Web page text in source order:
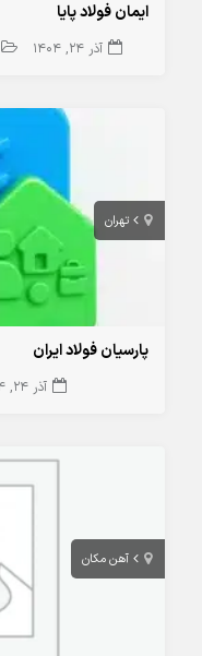
ایمان فولاد پایا
آذر 24, 1404
تهران
پارسیان فولاد ایران
آذر 24, 1404
آهن مکان